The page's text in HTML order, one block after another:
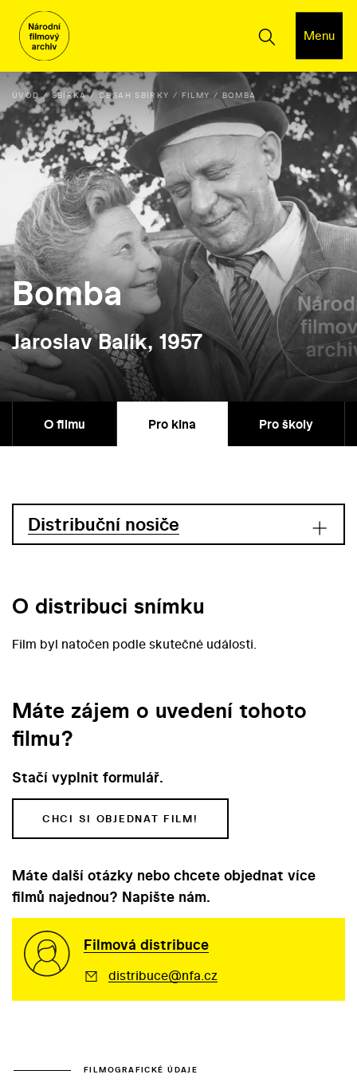
Menu
ÚVOD SBÍRKA OBSAH SBÍRKY FILMY BOMBA
Bomba
Jaroslav Balík, 1957
O filmu Pro kina Pro školy
Distribuční nosiče
O distribuci snímku
Film byl natočen podle skutečné události.
Máte zájem o uvedení tohoto
filmu?
Stačí vyplnit formulář.
CHCI SI OBJEDNAT FILM!
Máte další otázky nebo chcete objednat více
filmů najednou? Napište nám.
Filmová distribuce
distribuce@nfa.cz
FILMOGRAFICKÉ ÚDAJE